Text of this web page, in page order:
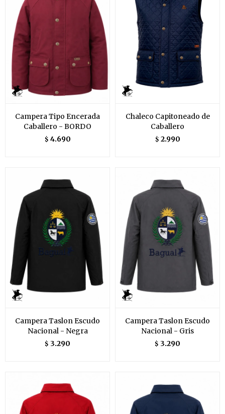
Campera Tipo Encerada
Caballero - BORDO
$ 4.690
Chaleco Capitoneado de
Caballero
$ 2.990
Campera Taslon Escudo
Nacional - Negra
$ 3.290
Campera Taslon Escudo
Nacional - Gris
$ 3.290